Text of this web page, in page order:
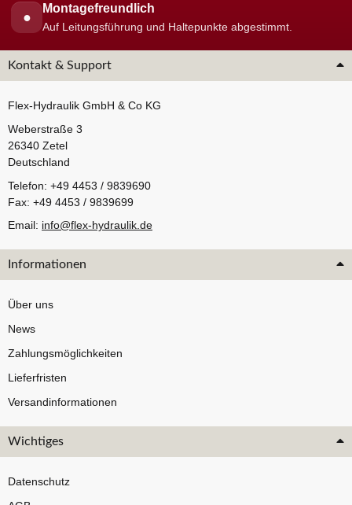
●
Montagefreundlich
Auf Leitungsführung und Haltepunkte abgestimmt.
Kontakt & Support
Flex-Hydraulik GmbH & Co KG
Weberstraße 3
26340 Zetel
Deutschland
Telefon: +49 4453 / 9839690
Fax: +49 4453 / 9839699
Email: info@flex-hydraulik.de
Informationen
Über uns
News
Zahlungsmöglichkeiten
Lieferfristen
Versandinformationen
Wichtiges
Datenschutz